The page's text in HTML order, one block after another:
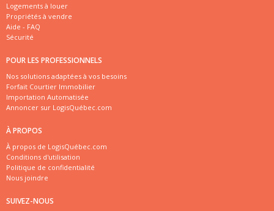
Logements à louer
Propriétés à vendre
Aide - FAQ
Sécurité
POUR LES PROFESSIONNELS
Nos solutions adaptées à vos besoins
Forfait Courtier Immobilier
Importation Automatisée
Annoncer sur LogisQuébec.com
À PROPOS
À propos de LogisQuébec.com
Conditions d'utilisation
Politique de confidentialité
Nous joindre
SUIVEZ-NOUS